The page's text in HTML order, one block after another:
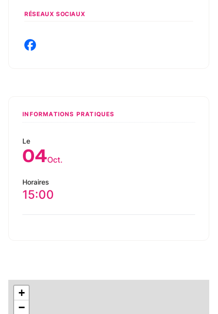
RÉSEAUX SOCIAUX
INFORMATIONS PRATIQUES
Le
04Oct.
Horaires
15:00
+
−